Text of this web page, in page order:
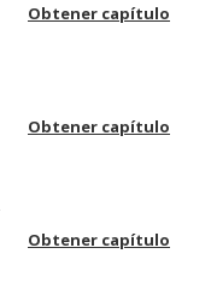
Obtener capítulo
Obtener capítulo
Obtener capítulo